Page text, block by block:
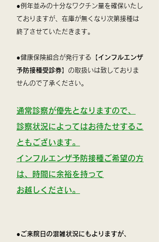
●例年並みの十分なワクチン量を確保いたし
ておりますが、在庫が無くなり次第接種は
終了させていただきます。
●健康保険組合が発行する【インフルエンザ
予防接種受診券】の取扱いは致しておりま
せんので了承ください。
通常診察が優先となりますので、
診察状況によってはお待たせするこ
ともございます。
インフルエンザ予防接種ご希望の方
は、時間に余裕を持って
お越しください。
●ご来院日の混雑状況にもよりますが、